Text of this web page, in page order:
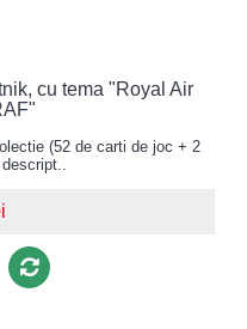
cu tema "Royal Air
(52 de carti de joc + 2